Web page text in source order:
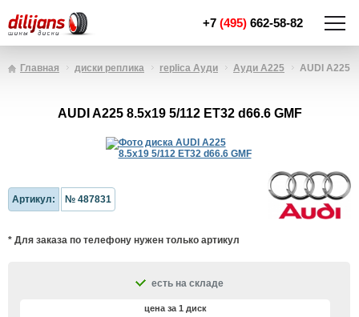
+7 (495) 662-58-82
Главная диски реплика replica Ауди Ауди A225 AUDI A225
AUDI A225 8.5x19 5/112 ET32 d66.6 GMF
Артикул: № 487831
* Для заказа по телефону нужен только артикул
есть на складе
цена за 1 диск